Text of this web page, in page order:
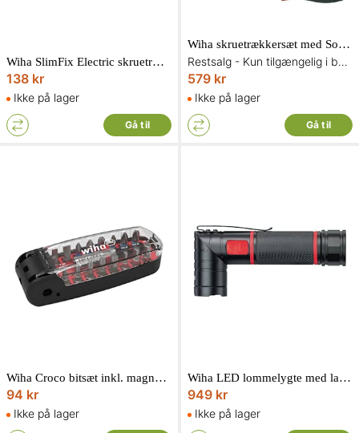
Wiha SlimFix Electric skruetrækker 1000V med SoftFinish og Pozidriv PZ1
138 kr
Ikke på lager
Gå til
Wiha skruetrækkersæt med SoftFinish i 6 dele med lige kærv og Phillips
Restsalg - Kun tilgængelig i begrænset antal og så længe lager haves
579 kr
Ikke på lager
Gå til
Wiha Croco bitsæt inkl. magnetholder 16 dele
94 kr
Ikke på lager
Wiha LED lommelygte med laser og UV-lys inkl. batterier
949 kr
Ikke på lager